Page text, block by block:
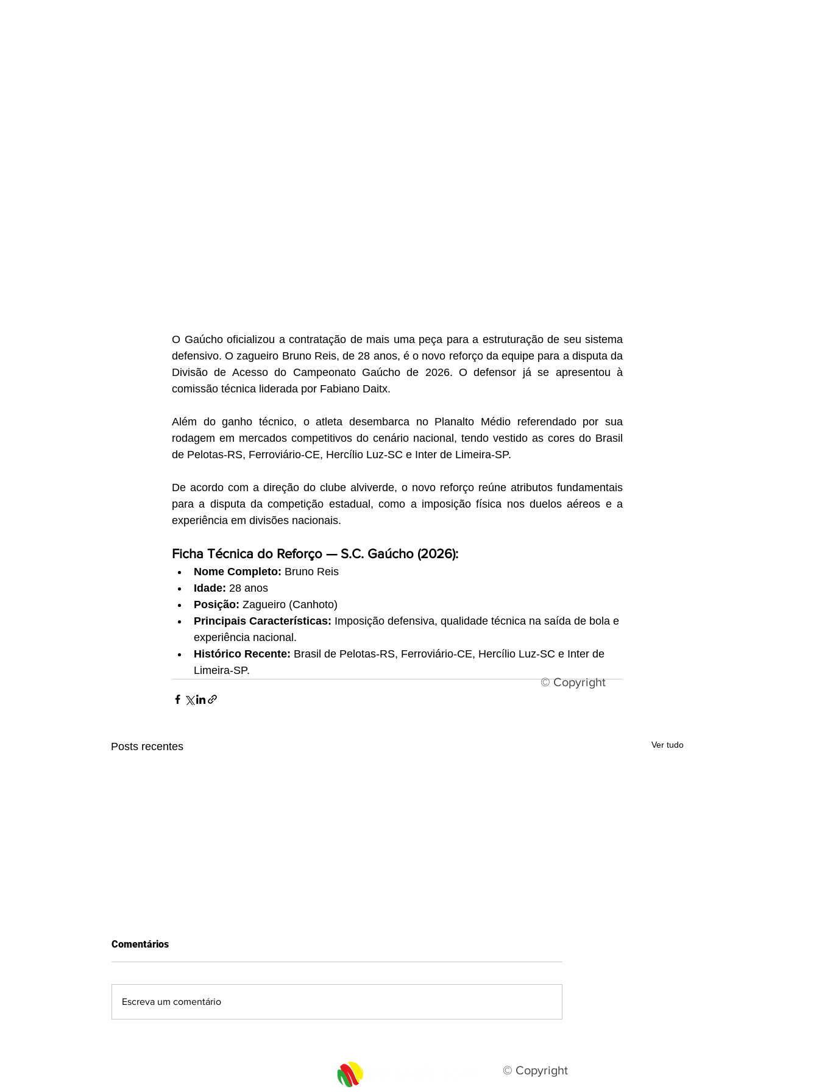
O Gaúcho oficializou a contratação de mais uma peça para a estruturação de seu sistema
defensivo. O zagueiro Bruno Reis, de 28 anos, é o novo reforço da equipe para a disputa da
Divisão de Acesso do Campeonato Gaúcho de 2026. O defensor já se apresentou à
comissão técnica liderada por Fabiano Daitx.
Além do ganho técnico, o atleta desembarca no Planalto Médio referendado por sua
rodagem em mercados competitivos do cenário nacional, tendo vestido as cores do Brasil
de Pelotas-RS, Ferroviário-CE, Hercílio Luz-SC e Inter de Limeira-SP.
De acordo com a direção do clube alviverde, o novo reforço reúne atributos fundamentais
para a disputa da competição estadual, como a imposição física nos duelos aéreos e a
experiência em divisões nacionais.
Ficha Técnica do Reforço — S.C. Gaúcho (2026):
Nome Completo: Bruno Reis
Idade: 28 anos
Posição: Zagueiro (Canhoto)
Principais Características: Imposição defensiva, qualidade técnica na saída de bola e
experiência nacional.
Histórico Recente: Brasil de Pelotas-RS, Ferroviário-CE, Hercílio Luz-SC e Inter de
Limeira-SP.
Posts recentes Ver tudo
Brasil sub-20 de 2027
Comentários
Escreva um comentário
© Copyright
© Copyright